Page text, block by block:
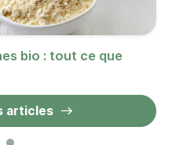
bio : tout ce que
articles